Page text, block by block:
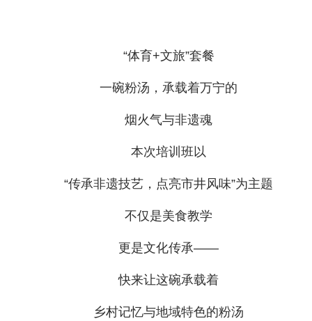
“体育+文旅”套餐
一碗粉汤，承载着万宁的
烟火气与非遗魂
本次培训班以
“传承非遗技艺，点亮市井风味”为主题
不仅是美食教学
更是文化传承——
快来让这碗承载着
乡村记忆与地域特色的粉汤